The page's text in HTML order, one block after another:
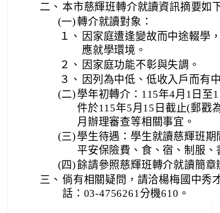
二、 本市慈輝班轉介就讀資訊摘要如
(一)轉介就讀對象：
１、 因家庭遭逢變故而中途輟學
應就學環境。
２、 因家庭功能不彰與失調。
３、 因列為中低、低收入戶而有
(二) 學年初轉介：115年4月1日至
件於115年5月15日截止(郵戳
月辦理審查等相關事宜。
(三) 學生待遇：學生就讀慈輝班
平安保險費、食、宿、制服
(四)餘請參照慈輝班轉介就讀簡章
三、 倘有相關疑問，請洽楊梅國中秀
話：03-4756261分機610。